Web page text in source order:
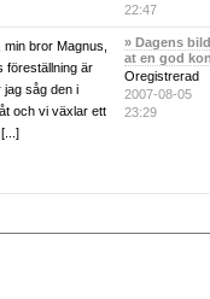
22:47
bror Magnus,
föreställning är
jag såg den i
och vi växlar ett
» Dagens
at en god
Oregistrerad
2007-08-05
23:29